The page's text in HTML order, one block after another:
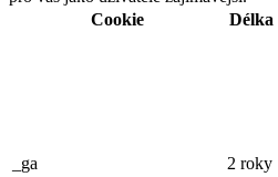
Cookie
Délka
_ga 2 roky